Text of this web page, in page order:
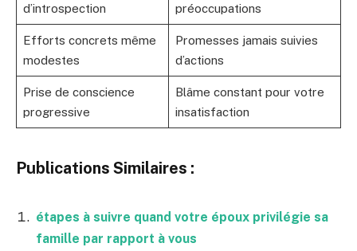
d’introspection
préoccupations
Efforts concrets même
modestes
Promesses jamais suivies
d’actions
Prise de conscience
progressive
Blâme constant pour votre
insatisfaction
Publications Similaires :
étapes à suivre quand votre époux privilégie sa
famille par rapport à vous